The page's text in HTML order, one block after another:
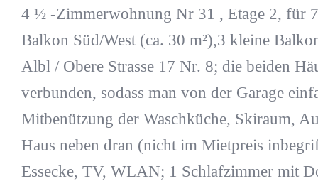
4 ½ -Zimmerwohnung Nr 31 , Etage 2, für
Balkon Süd/West (ca. 30 m²),3 kleine
Albl / Obere Strasse 17 Nr. 8; die beiden
verbunden, sodass man von der Garage
Mitbenützung der Waschküche, Skiraum,
Haus neben dran (nicht im Mietpreis
Essecke, TV, WLAN; 1 Schlafzimmer mit